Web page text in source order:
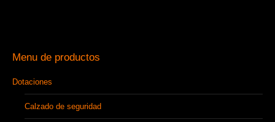
Menu de productos
Dotaciones
Calzado de seguridad